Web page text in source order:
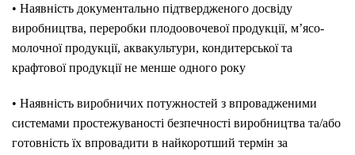
• Наявність документально підтвердженого досвіду
виробництва, переробки плодоовочевої продукції, м’ясо-
молочної продукції, аквакультури, кондитерської та
крафтової продукції не менше одного року
• Наявність виробничих потужностей з впровадженими
системами простежуваності безпечності виробництва та/або
готовність їх впровадити в найкоротший термін за